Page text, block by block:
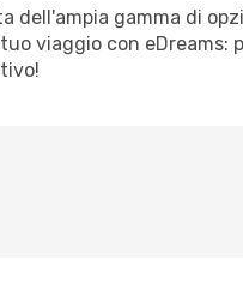
dell'ampia gamma di
viaggio con eDreams: